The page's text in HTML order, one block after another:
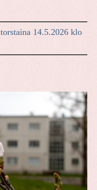
14.5.2026 klo